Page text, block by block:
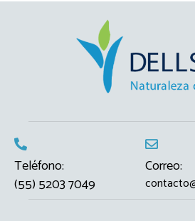
Teléfono:
(55) 5203 7049
Correo: